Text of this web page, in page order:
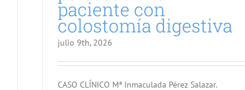
paciente con
colostomía digestiva
julio 9th, 2026
CASO CLÍNICO Mª Inmaculada Pérez Salazar.